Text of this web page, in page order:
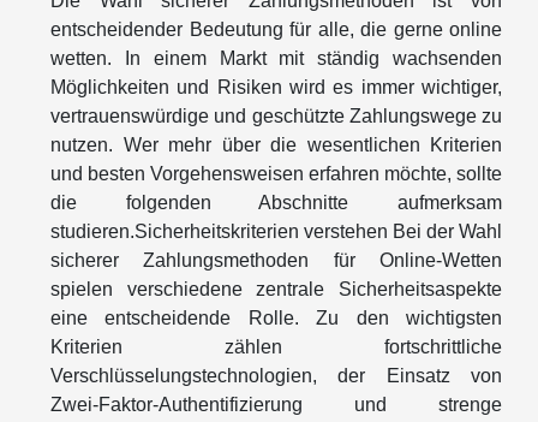
entscheidender Bedeutung für alle, die gerne online
wetten. In einem Markt mit ständig wachsenden
Möglichkeiten und Risiken wird es immer wichtiger,
vertrauenswürdige und geschützte Zahlungswege zu
nutzen. Wer mehr über die wesentlichen Kriterien
und besten Vorgehensweisen erfahren möchte, sollte
die folgenden Abschnitte aufmerksam
studieren.Sicherheitskriterien verstehen Bei der Wahl
sicherer Zahlungsmethoden für Online-Wetten
spielen verschiedene zentrale Sicherheitsaspekte
eine entscheidende Rolle. Zu den wichtigsten
Kriterien zählen fortschrittliche
Verschlüsselungstechnologien, der Einsatz von
Zwei-Faktor-Authentifizierung und strenge